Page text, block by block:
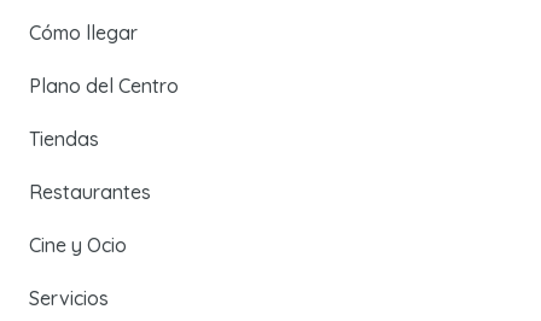
Cómo llegar
Plano del Centro
Tiendas
Restaurantes
Cine y Ocio
Servicios